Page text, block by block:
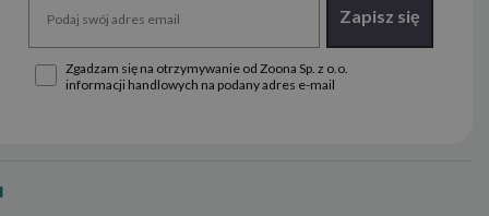
Zapisz się
Zgadzam się na otrzymywanie od Zoona Sp. z o.o.
informacji handlowych na podany adres e-mail